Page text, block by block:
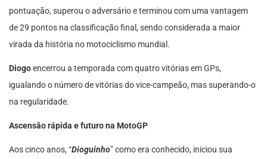
pontuação, superou o adversário e terminou com uma vantagem
de 29 pontos na classificação final, sendo considerada a maior
virada da história no motociclismo mundial.
Diogoencerrou a temporada com quatro vitórias em GPs,
igualando o número de vitórias do vice-campeão, mas superando-o
na regularidade.
Ascensão rápida e futuro na MotoGP
Aos cinco anos, “Dioguinho” como era conhecido, iniciou sua